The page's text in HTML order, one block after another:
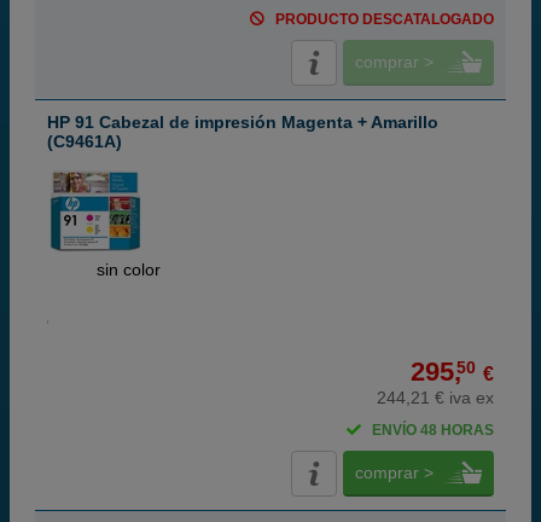
PRODUCTO DESCATALOGADO
comprar >
HP 91 Cabezal de impresión Magenta + Amarillo
(C9461A)
sin color
295,50 €
244,21 € iva ex
ENVÍO 48 HORAS
comprar >